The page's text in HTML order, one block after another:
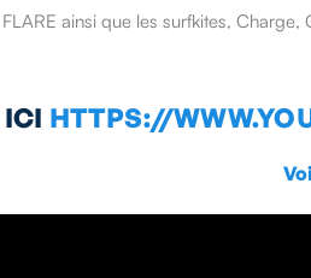
ainsi que les surfkites, Charge,
ICI HTTPS://